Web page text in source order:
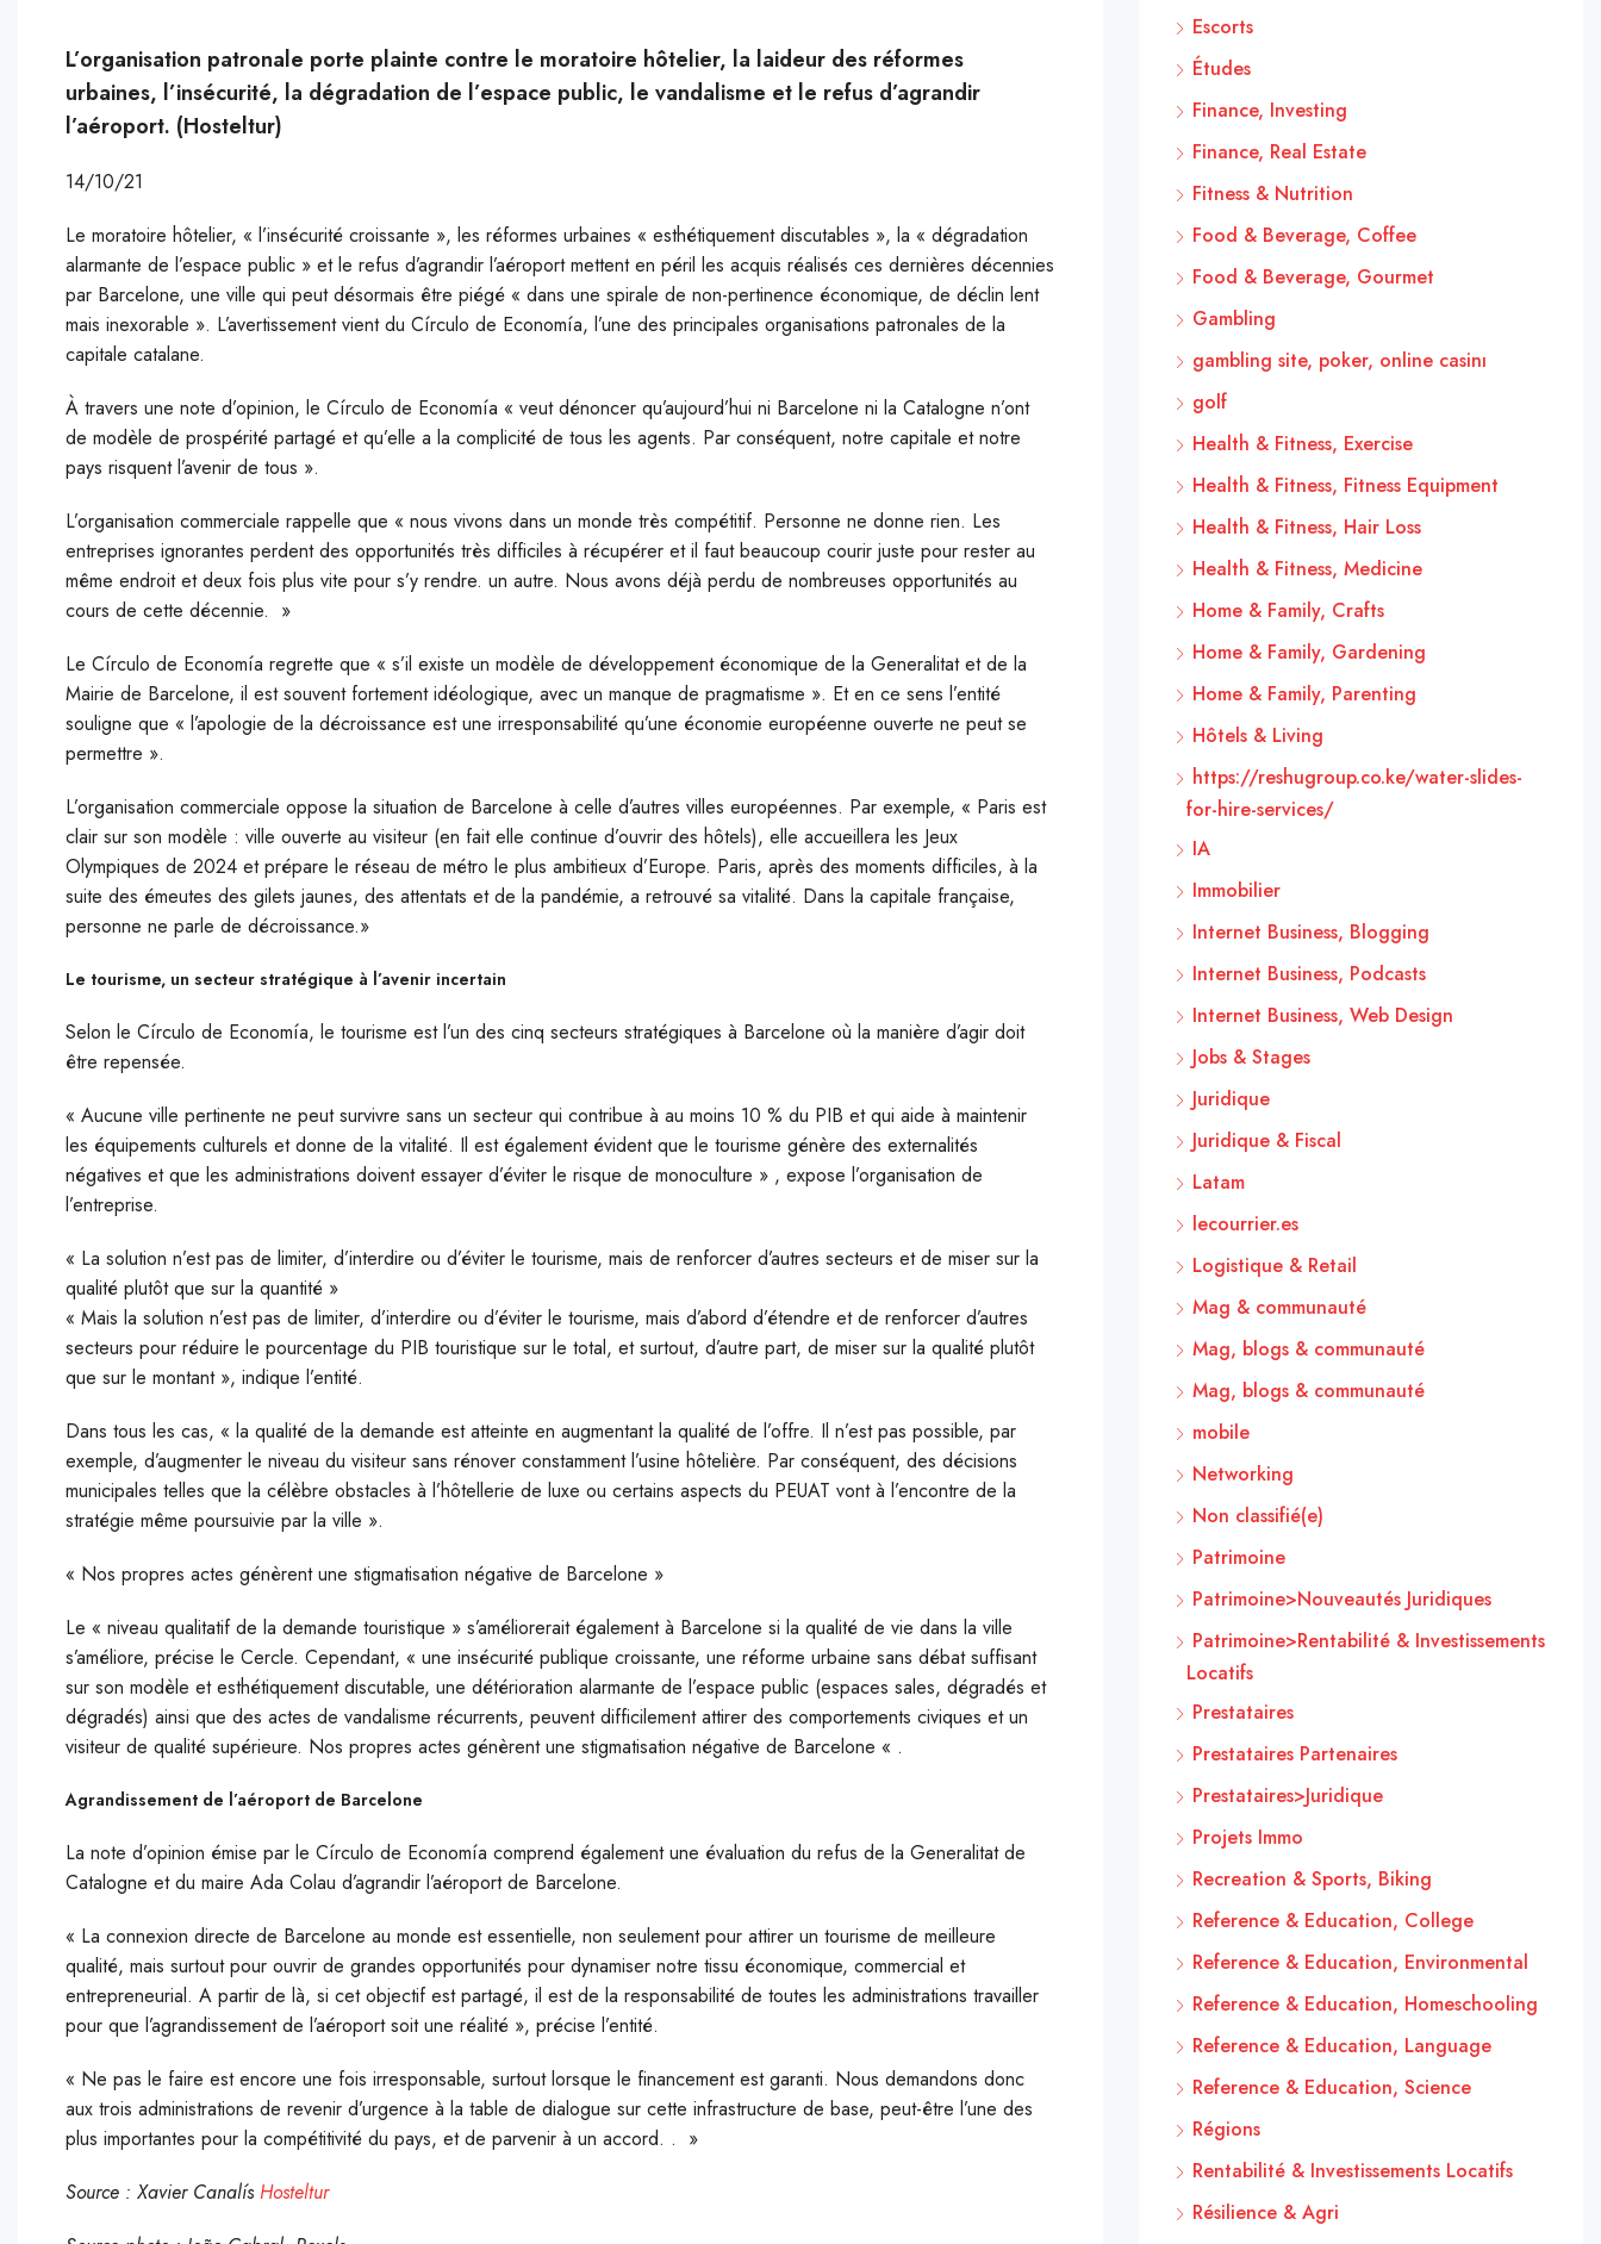
L’organisation patronale porte plainte contre le moratoire hôtelier, la laideur des réformes
urbaines, l’insécurité, la dégradation de l’espace public, le vandalisme et le refus d’agrandir
l’aéroport. (Hosteltur)
14/10/21
Le moratoire hôtelier, « l’insécurité croissante », les réformes urbaines « esthétiquement discutables », la « dégradation
alarmante de l’espace public » et le refus d’agrandir l’aéroport mettent en péril les acquis réalisés ces dernières décennies
par Barcelone, une ville qui peut désormais être piégé « dans une spirale de non-pertinence économique, de déclin lent
mais inexorable ». L’avertissement vient du Círculo de Economía, l’une des principales organisations patronales de la
capitale catalane.
À travers une note d’opinion, le Círculo de Economía « veut dénoncer qu’aujourd’hui ni Barcelone ni la Catalogne n’ont
de modèle de prospérité partagé et qu’elle a la complicité de tous les agents. Par conséquent, notre capitale et notre
pays risquent l’avenir de tous ».
L’organisation commerciale rappelle que « nous vivons dans un monde très compétitif. Personne ne donne rien. Les
entreprises ignorantes perdent des opportunités très difficiles à récupérer et il faut beaucoup courir juste pour rester au
même endroit et deux fois plus vite pour s’y rendre. un autre. Nous avons déjà perdu de nombreuses opportunités au
cours de cette décennie. »
Le Círculo de Economía regrette que « s’il existe un modèle de développement économique de la Generalitat et de la
Mairie de Barcelone, il est souvent fortement idéologique, avec un manque de pragmatisme ». Et en ce sens l’entité
souligne que « l’apologie de la décroissance est une irresponsabilité qu’une économie européenne ouverte ne peut se
permettre ».
L’organisation commerciale oppose la situation de Barcelone à celle d’autres villes européennes. Par exemple, « Paris est
clair sur son modèle : ville ouverte au visiteur (en fait elle continue d’ouvrir des hôtels), elle accueillera les Jeux
Olympiques de 2024 et prépare le réseau de métro le plus ambitieux d’Europe. Paris, après des moments difficiles, à la
suite des émeutes des gilets jaunes, des attentats et de la pandémie, a retrouvé sa vitalité. Dans la capitale française,
personne ne parle de décroissance.»
Le tourisme, un secteur stratégique à l’avenir incertain
Selon le Círculo de Economía, le tourisme est l’un des cinq secteurs stratégiques à Barcelone où la manière d’agir doit
être repensée.
« Aucune ville pertinente ne peut survivre sans un secteur qui contribue à au moins 10 % du PIB et qui aide à maintenir
les équipements culturels et donne de la vitalité. Il est également évident que le tourisme génère des externalités
négatives et que les administrations doivent essayer d’éviter le risque de monoculture » , expose l’organisation de
l’entreprise.
« La solution n’est pas de limiter, d’interdire ou d’éviter le tourisme, mais de renforcer d’autres secteurs et de miser sur la
qualité plutôt que sur la quantité »
« Mais la solution n’est pas de limiter, d’interdire ou d’éviter le tourisme, mais d’abord d’étendre et de renforcer d’autres
secteurs pour réduire le pourcentage du PIB touristique sur le total, et surtout, d’autre part, de miser sur la qualité plutôt
que sur le montant », indique l’entité.
Dans tous les cas, « la qualité de la demande est atteinte en augmentant la qualité de l’offre. Il n’est pas possible, par
exemple, d’augmenter le niveau du visiteur sans rénover constamment l’usine hôtelière. Par conséquent, des décisions
municipales telles que la célèbre obstacles à l’hôtellerie de luxe ou certains aspects du PEUAT vont à l’encontre de la
stratégie même poursuivie par la ville ».
« Nos propres actes génèrent une stigmatisation négative de Barcelone »
Le « niveau qualitatif de la demande touristique » s’améliorerait également à Barcelone si la qualité de vie dans la ville
s’améliore, précise le Cercle. Cependant, « une insécurité publique croissante, une réforme urbaine sans débat suffisant
sur son modèle et esthétiquement discutable, une détérioration alarmante de l’espace public (espaces sales, dégradés et
dégradés) ainsi que des actes de vandalisme récurrents, peuvent difficilement attirer des comportements civiques et un
visiteur de qualité supérieure. Nos propres actes génèrent une stigmatisation négative de Barcelone « .
Agrandissement de l’aéroport de Barcelone
La note d’opinion émise par le Círculo de Economía comprend également une évaluation du refus de la Generalitat de
Catalogne et du maire Ada Colau d’agrandir l’aéroport de Barcelone.
« La connexion directe de Barcelone au monde est essentielle, non seulement pour attirer un tourisme de meilleure
qualité, mais surtout pour ouvrir de grandes opportunités pour dynamiser notre tissu économique, commercial et
entrepreneurial. A partir de là, si cet objectif est partagé, il est de la responsabilité de toutes les administrations travailler
pour que l’agrandissement de l’aéroport soit une réalité », précise l’entité.
« Ne pas le faire est encore une fois irresponsable, surtout lorsque le financement est garanti. Nous demandons donc
aux trois administrations de revenir d’urgence à la table de dialogue sur cette infrastructure de base, peut-être l’une des
plus importantes pour la compétitivité du pays, et de parvenir à un accord. . »
Source : Xavier Canalís Hosteltur
Escorts
Études
Finance, Investing
Finance, Real Estate
Fitness & Nutrition
Food & Beverage, Coffee
Food & Beverage, Gourmet
Gambling
gambling site, poker, online casinı
golf
Health & Fitness, Exercise
Health & Fitness, Fitness Equipment
Health & Fitness, Hair Loss
Health & Fitness, Medicine
Home & Family, Crafts
Home & Family, Gardening
Home & Family, Parenting
Hôtels & Living
https://reshugroup.co.ke/water-slides-
for-hire-services/
IA
Immobilier
Internet Business, Blogging
Internet Business, Podcasts
Internet Business, Web Design
Jobs & Stages
Juridique
Juridique & Fiscal
Latam
lecourrier.es
Logistique & Retail
Mag & communauté
Mag, blogs & communauté
Mag, blogs & communauté
mobile
Networking
Non classifié(e)
Patrimoine
Patrimoine>Nouveautés Juridiques
Patrimoine>Rentabilité & Investissements
Locatifs
Prestataires
Prestataires Partenaires
Prestataires>Juridique
Projets Immo
Recreation & Sports, Biking
Reference & Education, College
Reference & Education, Environmental
Reference & Education, Homeschooling
Reference & Education, Language
Reference & Education, Science
Régions
Rentabilité & Investissements Locatifs
Résilience & Agri